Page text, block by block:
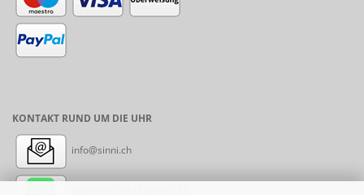
KONTAKT RUND UM DIE UHR
info@sinni.ch